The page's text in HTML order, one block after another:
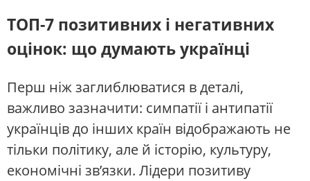
ТОП-7 позитивних і негативних
оцінок: що думають українці
Перш ніж заглиблюватися в деталі,
важливо зазначити: симпатії і антипатії
українців до інших країн відображають не
тільки політику, але й історію, культуру,
економічні зв’язки. Лідери позитиву